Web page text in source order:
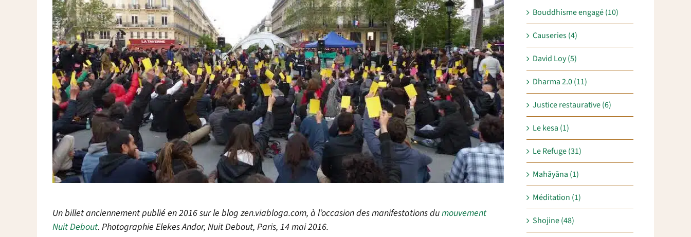
Un billet anciennement publié en 2016 sur le blog zen.viabloga.com, à l’occasion des manifestations dumouvement
Nuit Debout. Photographie Elekes Andor, Nuit Debout, Paris, 14 mai 2016.
Bouddhisme engagé (10)
Causeries (4)
David Loy (5)
Dharma 2.0 (11)
Justice restaurative (6)
Le kesa (1)
Le Refuge (31)
Mahāyāna (1)
Méditation (1)
Shojine (48)